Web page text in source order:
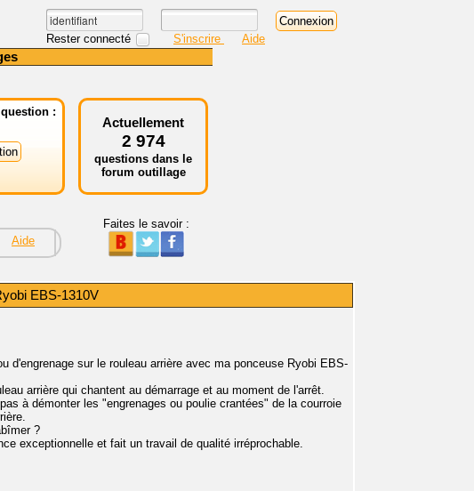
Rester connecté S'inscrire Aide
:
Actuellement
2 974
questions dans le
forum outillage
Aide
Faites le savoir :
EBS-1310V
d'engrenage sur le rouleau arrière avec ma ponceuse Ryobi EBS-
arrière qui chantent au démarrage et au moment de l'arrêt.
à démonter les "engrenages ou poulie crantées" de la courroie
?
exceptionnelle et fait un travail de qualité irréprochable.